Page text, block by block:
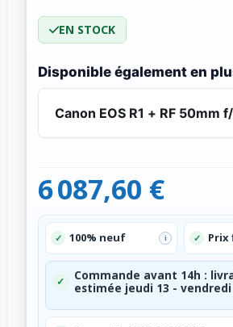
EN STOCK
Disponible également en
Canon EOS R1 + RF 50mm
6 087,60 €
✓ 100% neuf i ✓ Prix
✓
Commande avant 14h :
estimée jeudi 13 -